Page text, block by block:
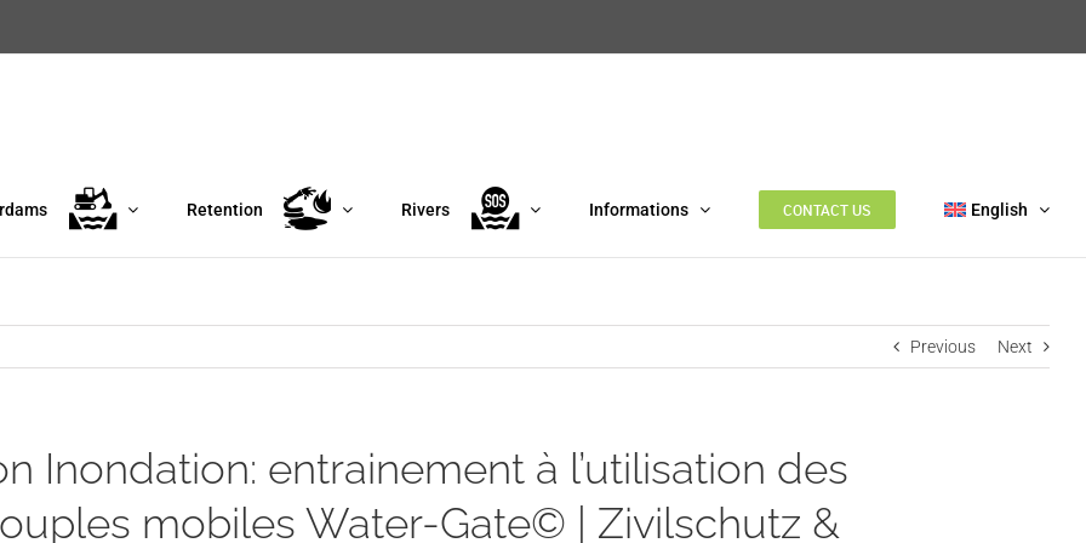
Retention Rivers Informations CONTACT US English
Previous Next
Inondation: entrainement à l’utilisation des
mobiles Water-Gate© | Zivilschutz &